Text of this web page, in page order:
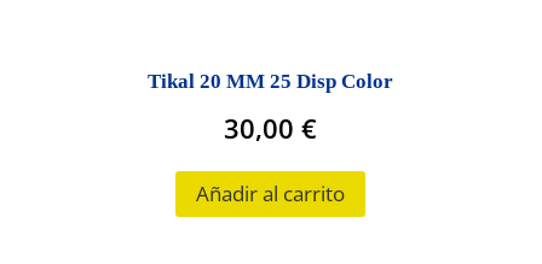
Tikal 20 MM 25 Disp Color
30,00€
Añadir al carrito